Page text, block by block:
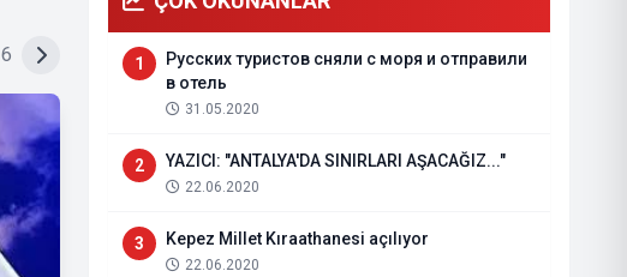
6 1
Русских туристов сняли с моря и отправили
в отель
31.05.2020
2 YAZICI: "ANTALYA'DA SINIRLARI AŞACAĞIZ..."
22.06.2020
3 Kepez Millet Kıraathanesi açılıyor
22.06.2020